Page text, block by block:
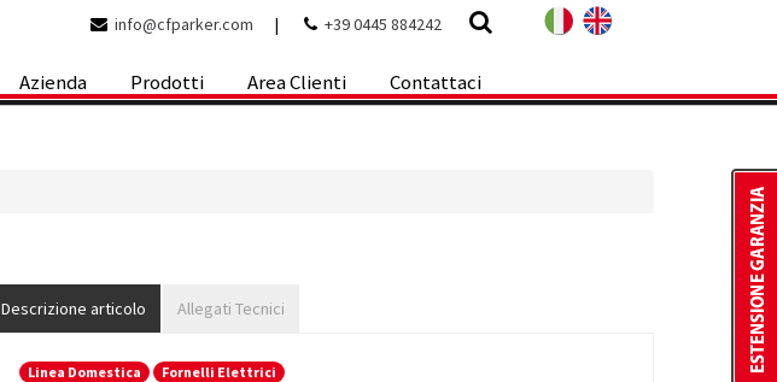
info@cfparker.com | +39 0445 884242
Azienda Prodotti Area Clienti Contattaci
Descrizione articolo Allegati Tecnici
Linea Domestica Fornelli Elettrici